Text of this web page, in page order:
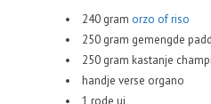
240 gram orzo of riso
250 gram gemengde
250 gram kastanje
handje verse organo
1 rode ui